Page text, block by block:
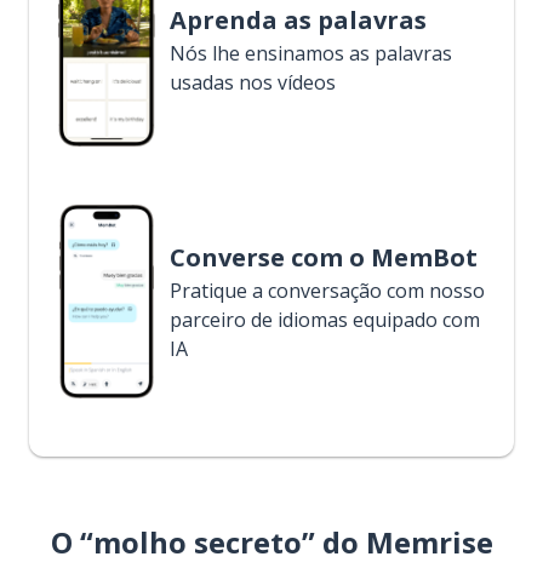
Aprenda as palavras
Nós lhe ensinamos as palavras
usadas nos vídeos
Converse com o MemBot
Pratique a conversação com nosso
parceiro de idiomas equipado com
IA
O “molho secreto” do Memrise